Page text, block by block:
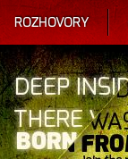
ROZHOVORY